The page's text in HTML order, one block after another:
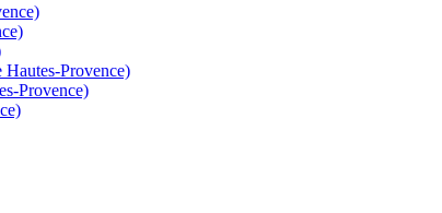
Provence)
Provence)